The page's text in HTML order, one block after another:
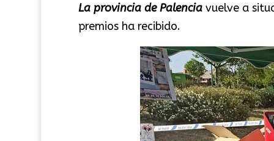
La provincia de Palenciavuelve a
premios ha recibido.